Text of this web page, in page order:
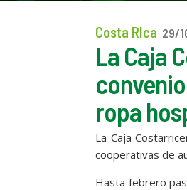
Costa RIca 29/
La Caja
ropa
La Caja
cooperativas de
Hasta febrero